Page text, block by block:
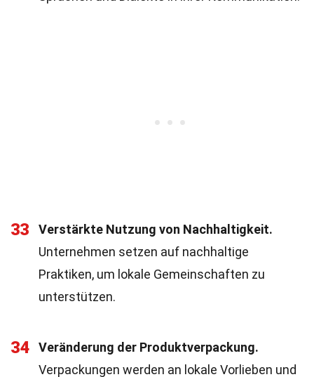
33
Verstärkte Nutzung von Nachhaltigkeit.
Unternehmen setzen auf nachhaltige
Praktiken, um lokale Gemeinschaften zu
unterstützen.
34
Veränderung der Produktverpackung.
Verpackungen werden an lokale Vorlieben und